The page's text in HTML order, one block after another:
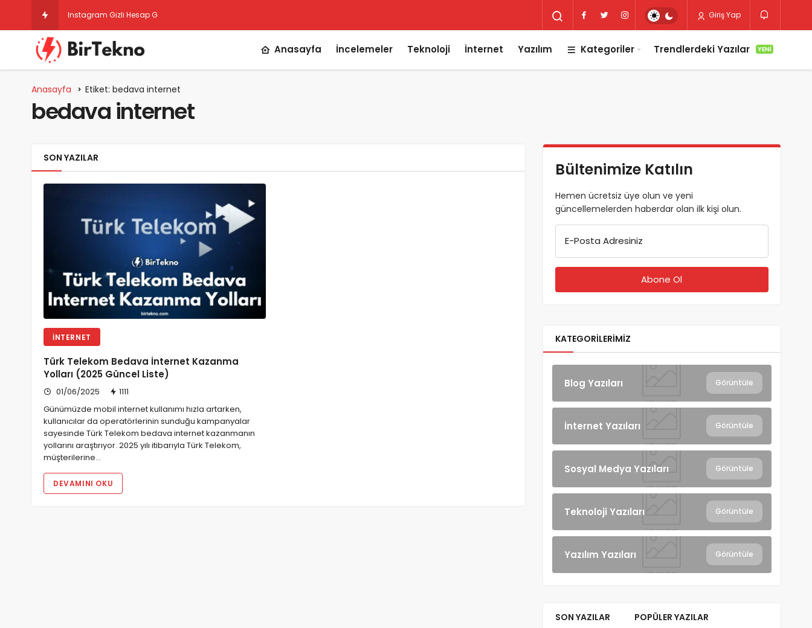
Instagram Gizli Hesap Görme 2025 – Ücrets Giriş Yap
Anasayfa İncelemeler Teknoloji İnternet Yazılım Kategoriler Trendlerdeki Yazılar YENI
Anasayfa Etiket: bedava internet
bedava internet
SON YAZILAR
İNTERNET
Türk Telekom Bedava İnternet Kazanma
Yolları (2025 Güncel Liste)
01/06/2025
1111
Günümüzde mobil internet kullanımı hızla artarken,
kullanıcılar da operatörlerinin sunduğu kampanyalar
sayesinde Türk Telekom bedava internet kazanmanın
yollarını araştırıyor. 2025 yılı itibarıyla Türk Telekom,
müşterilerine…
DEVAMINI OKU
Bültenimize Katılın
Hemen ücretsiz üye olun ve yeni
güncellemelerden haberdar olan ilk kişi olun.
E-Posta Adresiniz
KATEGORILERIMIZ
Blog Yazıları Görüntüle
İnternet Yazıları Görüntüle
Sosyal Medya Yazıları Görüntüle
Teknoloji Yazıları Görüntüle
Yazılım Yazıları Görüntüle
SON YAZILAR POPÜLER YAZILAR